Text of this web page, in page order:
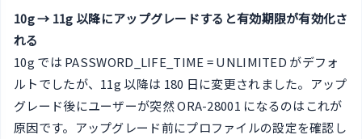
10g → 11g 以降にアップグレードすると有効期限が有効化さ
れる
10g では PASSWORD_LIFE_TIME = UNLIMITED がデフォ
ルトでしたが、11g 以降は 180 日に変更されました。アップ
グレード後にユーザーが突然 ORA-28001 になるのはこれが
原因です。アップグレード前にプロファイルの設定を確認し